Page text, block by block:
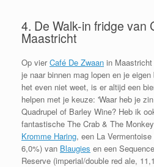
4. De Walk-in fridge van
Maastricht
Op vierCafé De Zwaan in
je naar binnen mag lopen en je
het even niet weet, is er altijd een
helpen met je keuze: 'Waar heb je
Quadrupel of Barley Wine? Heb ik
fantastische The Crab & The
Kromme Haring, een La
6,0%) van Blaugies en een
Reserve (imperial/double red ale,